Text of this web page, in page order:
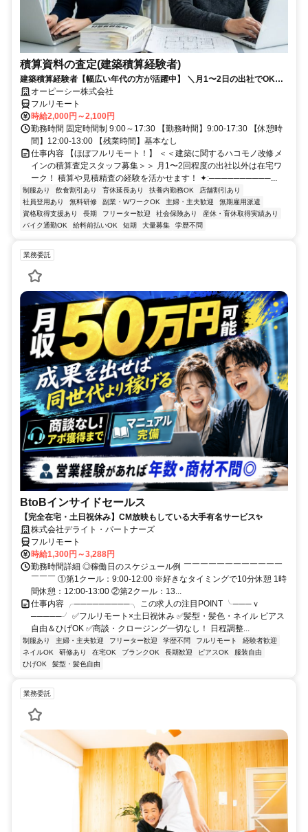
積算資料の査定(建築積算経験者)
建築積算経験者【幅広い年代の方が活躍中】 ＼月1〜2日の出社でOK！
大手の安定環境で積算資料の査定業務／
オーピーシー株式会社
フルリモート
時給2,000円～2,100円
勤務時間 固定時間制 9:00～17:30 【勤務時間】9:00-17:30 【休憩時
間】12:00-13:00 【残業時間】基本なし
仕事内容 【ほぼフルリモート！】 ＜＜建築に関するハコモノ改修メ
インの積算査定スタッフ募集＞＞ 月1〜2回程度の出社以外は在宅ワ
ーク！ 積算や見積精査の経験を活かせます！ ✦ː──────────...
制服あり 飲食割引あり 育休延長あり 扶養内勤務OK
店舗割引あり
社員登用あり
無料研修 副業・WワークOK 主婦・主夫歓迎
無期雇用派遣
資格取得支援あり
長期 フリーター歓迎 社会保険あり
産休・育休取得実績あり
バイク通勤OK
給料前払いOK 短期 大量募集 学歴不問
業務委託
BtoBインサイドセールス
【完全在宅・土日祝休み】CM放映もしている大手有名サービス✨
株式会社デライト・パートナーズ
フルリモート
時給1,300円～3,288円
勤務時間詳細 ◎稼働日のスケジュール例 ￣￣￣￣￣￣￣￣￣￣￣￣
￣￣￣ ①第1クール：9:00-12:00 ※好きなタイミングで10分休憩 1時
間休憩：12:00-13:00 ②第2クール：13...
仕事内容 ╭─────────╮ この求人の注目POINT ╰───ｖ
─────╯ ✅フルリモート×土日祝休み ✅髪型・髪色・ネイル ピアス
自由＆ひげOK ✅商談・クロージング一切なし！ 日程調整...
制服あり 主婦・主夫歓迎 フリーター歓迎 学歴不問 フルリモート
経験者歓迎
ネイルOK
研修あり 在宅OK ブランクOK 長期歓迎 ピアスOK
服装自由
ひげOK
髪型・髪色自由
業務委託